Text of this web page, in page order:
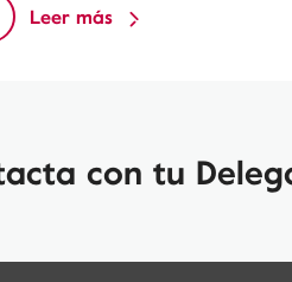
Leer más
con tu